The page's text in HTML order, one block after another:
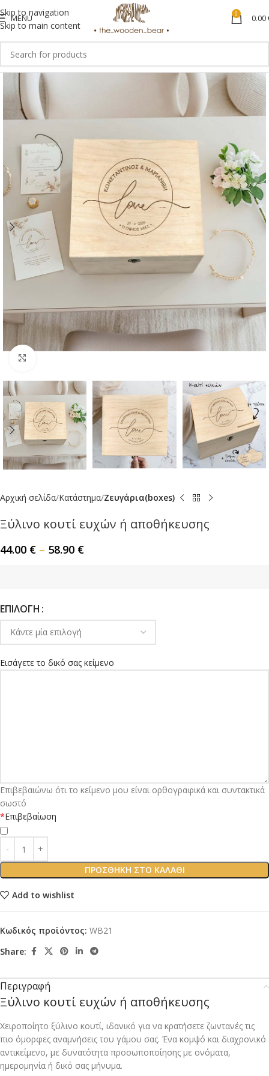
Skip to navigation
Skip to main content
MENU 0 0.00
Αρχική σελίδα Κατάστημα Ζευγάρια(boxes)
Ξύλινο κουτί ευχών ή αποθήκευσης
44.00 € – 58.90 €
ΕΠΙΛΟΓΉ
Εισάγετε το δικό σας κείμενο
*Επιβεβαίωση
Επιβεβαιώνω ότι το κείμενο μου είναι ορθογραφικά και συντακτικά
σωστό
ΠΡΟΣΘΉΚΗ ΣΤΟ ΚΑΛΆΘΙ
Add to wishlist
Κωδικός προϊόντος: WB21
Share:
Περιγραφή
Ξύλινο κουτί ευχών ή αποθήκευσης
Χειροποίητο ξύλινο κουτί, ιδανικό για να κρατήσετε ζωντανές τις
πιο όμορφες αναμνήσεις του γάμου σας. Ένα κομψό και διαχρονικό
αντικείμενο, με δυνατότητα προσωποποίησης με ονόματα,
ημερομηνία ή δικό σας μήνυμα.